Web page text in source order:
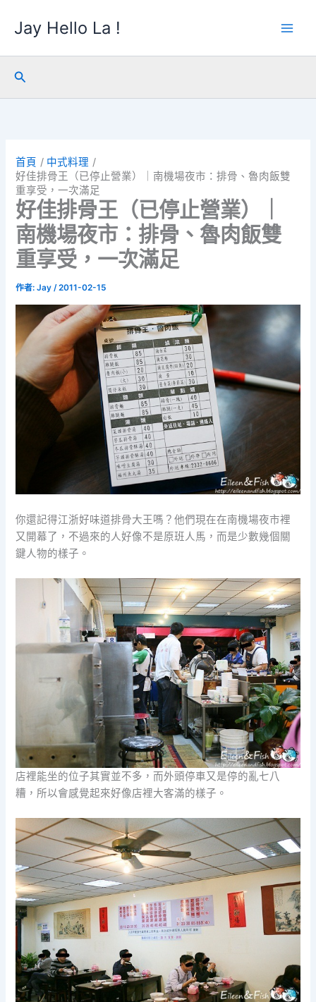
要
Jay Hello La !
搜
尋
首頁
中式料理
好佳排骨王（已停止營業）｜南機場夜市：排骨、魯肉飯雙
重享受，一次滿足
好佳排骨王（已停止營業）｜
南機場夜市：排骨、魯肉飯雙
重享受，一次滿足
作者:Jay/2011-02-15
你還記得江浙好味道排骨大王嗎？他們現在在南機場夜市裡
又開幕了，不過來的人好像不是原班人馬，而是少數幾個關
鍵人物的樣子。
店裡能坐的位子其實並不多，而外頭停車又是停的亂七八
糟，所以會感覺起來好像店裡大客滿的樣子。